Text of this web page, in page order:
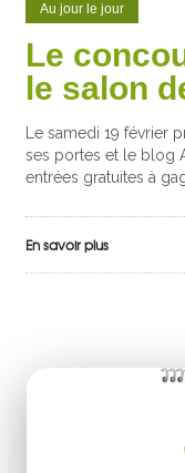
Au jour le jour
Le
le salon
Le samedi 19 février
ses portes et le blog
entrées gratuites à
En savoir plus